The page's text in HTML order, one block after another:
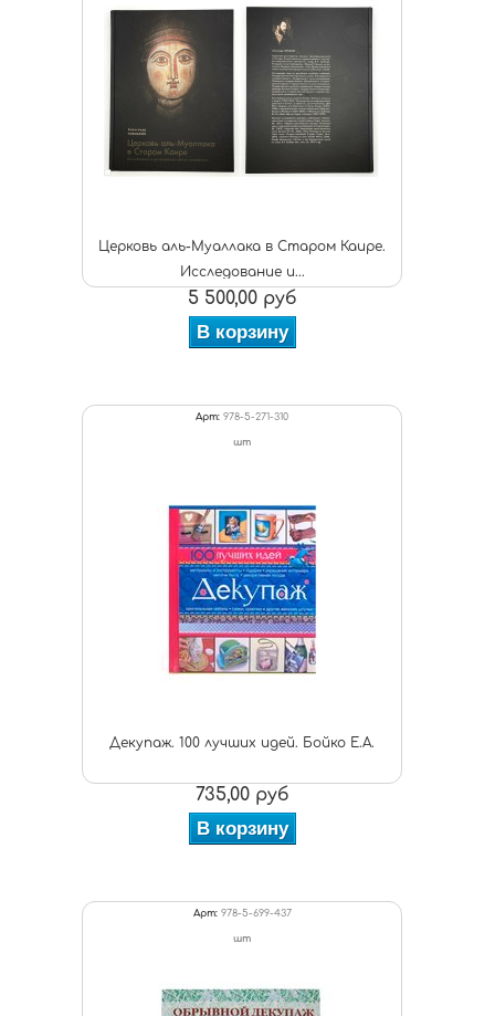
Церковь аль-Муаллака в Старом Каире.
Исследование и...
5 500,00 руб
В корзину
Арт: 978-5-271-310
шт
Декупаж. 100 лучших идей. Бойко Е.А.
735,00 руб
В корзину
Арт: 978-5-699-437
шт